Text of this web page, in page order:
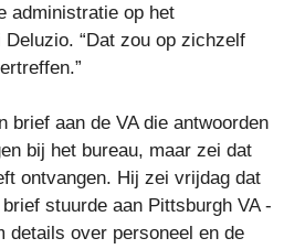
administratie op het
Deluzio. “Dat zou op zichzelf
brief aan de VA die antwoorden
bij het bureau, maar zei dat
ontvangen. Hij zei vrijdag dat
stuurde aan Pittsburgh VA -
details over personeel en de